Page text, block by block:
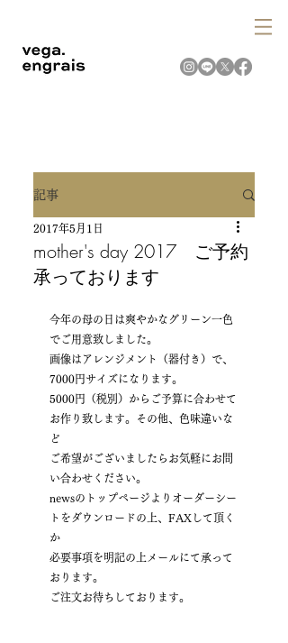
記事
mother's day 2017 ご予約
承っております
2017年5月1日
今年の母の日は爽やかなグリーン一色
でご用意致しました。
画像はアレンジメント（器付き）で、
7000円サイズになります。
5000円（税別）からご予算に合わせて
お作り致します。その他、色味違いな
ど
ご希望がございましたらお気軽にお問
い合わせください。
newsのトップページよりオーダーシー
トをダウンロードの上、FAXして頂く
か
必要事項を明記の上メールにて承って
おります。
ご注文お待ちしております。